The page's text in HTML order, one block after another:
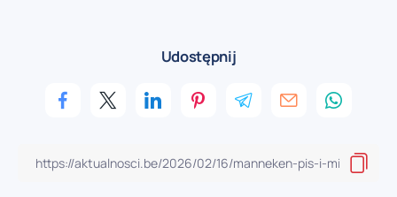
Udostępnij